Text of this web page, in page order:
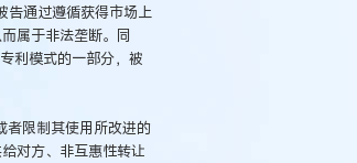
通过遵循获得市场上
属于非法垄断。同
利模式的一部分，被
者限制其使用所改进的
对方、非互惠性转让